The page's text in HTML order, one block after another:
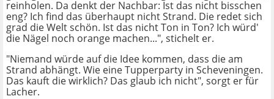
reinholen. Da denkt der Nachbar: Ist das nicht bisschen
eng? Ich find das überhaupt nicht Strand. Die redet sich
grad die Welt schön. Ist das nicht Ton in Ton? Ich würd'
die Nägel noch orange machen...", stichelt er.
"Niemand würde auf die Idee kommen, dass die am
Strand abhängt. Wie eine Tupperparty in Scheveningen.
Das kauft die wirklich? Das glaub ich nicht", sorgt er für
Lacher.